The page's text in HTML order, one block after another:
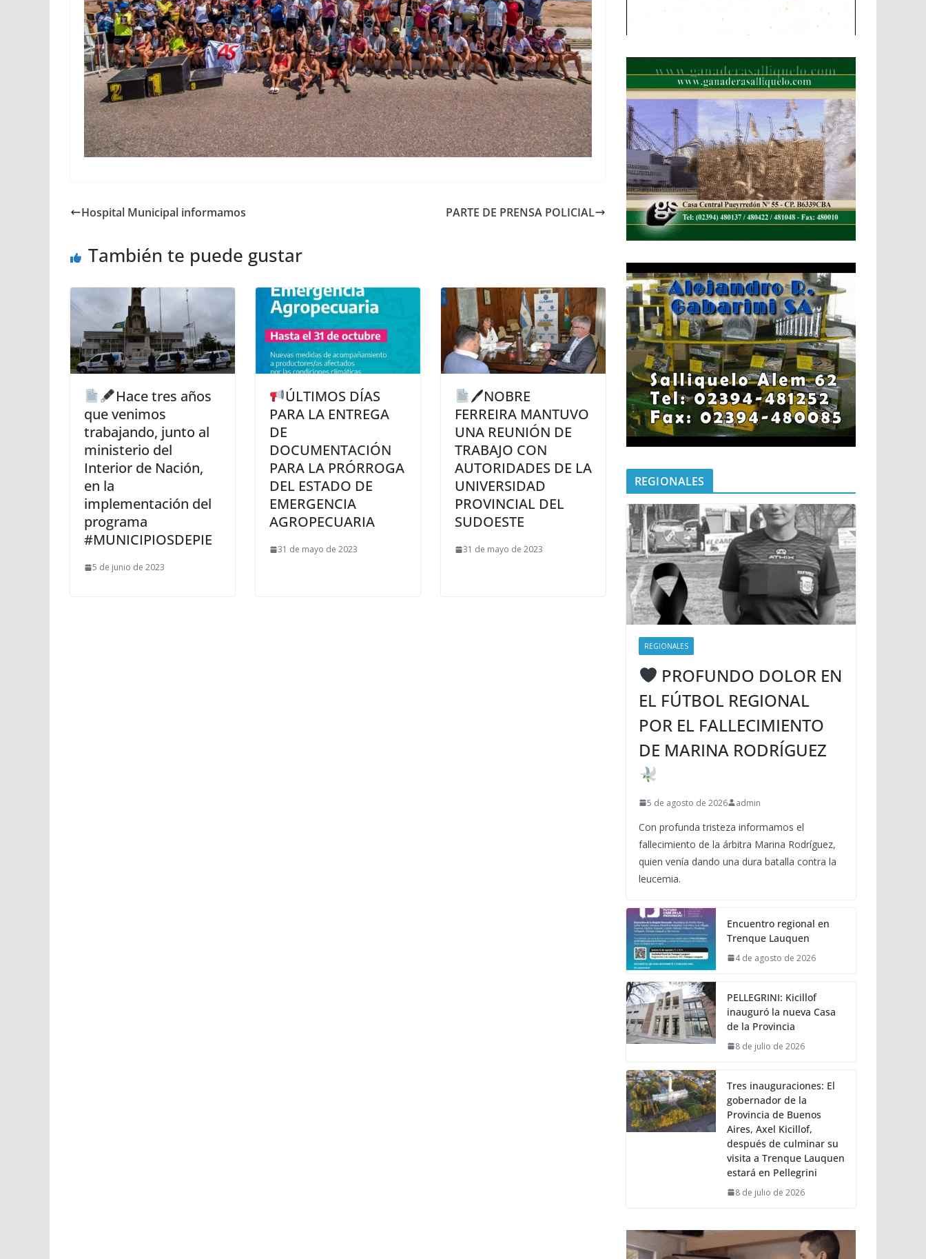
Hospital Municipal informamos PARTE DE PRENSA POLICIAL
También te puede gustar
Hace tres años
que venimos
trabajando, junto al
ministerio del
Interior de Nación,
en la
implementación del
programa
#MUNICIPIOSDEPIE
5 de junio de 2023
ÚLTIMOS DÍAS
PARA LA ENTREGA
DE
DOCUMENTACIÓN
PARA LA PRÓRROGA
DEL ESTADO DE
EMERGENCIA
AGROPECUARIA
31 de mayo de 2023
🖊NOBRE
FERREIRA MANTUVO
UNA REUNIÓN DE
TRABAJO CON
AUTORIDADES DE LA
UNIVERSIDAD
PROVINCIAL DEL
SUDOESTE
31 de mayo de 2023
REGIONALES
REGIONALES
PROFUNDO DOLOR EN
EL FÚTBOL REGIONAL
POR EL FALLECIMIENTO
DE MARINA RODRÍGUEZ
5 de agosto de 2026 admin
Con profunda tristeza informamos el
fallecimiento de la árbitra Marina Rodríguez,
quien venía dando una dura batalla contra la
leucemia.
Encuentro regional en
Trenque Lauquen
4 de agosto de 2026
PELLEGRINI: Kicillof
inauguró la nueva Casa
de la Provincia
8 de julio de 2026
Tres inauguraciones: El
gobernador de la
Provincia de Buenos
Aires, Axel Kicillof,
después de culminar su
visita a Trenque Lauquen
estará en Pellegrini
8 de julio de 2026